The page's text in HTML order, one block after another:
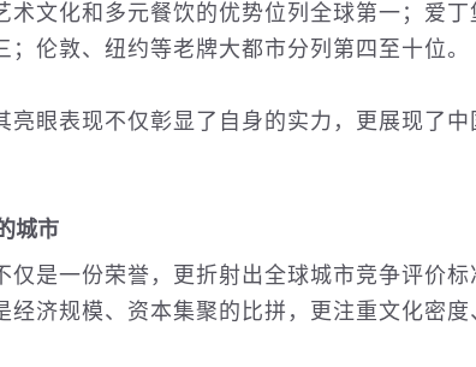
术文化和多元餐饮的优势位列全球第一；爱丁
伦敦、纽约等老牌大都市分列第四至十位。
亮眼表现不仅彰显了自身的实力，更展现了中
城市
仅是一份荣誉，更折射出全球城市竞争评价标
济规模、资本集聚的比拼，更注重文化密度